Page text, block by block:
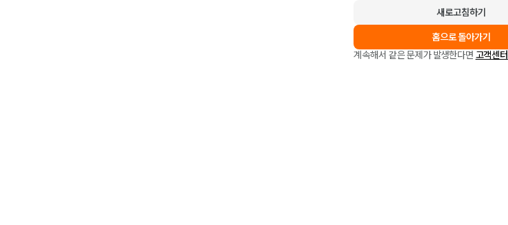
새로고침하기
홈으로 돌아가기
계속해서 같은 문제가 발생한다면 고객센터